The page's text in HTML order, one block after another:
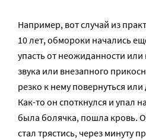
Например, вот случай из
10 лет, обмороки начались
упасть от неожиданности или
звука или внезапного
резко к нему повернуться
Как-то он споткнулся и упал
была болячка, пошла кровь.
стал трястись, через минуту